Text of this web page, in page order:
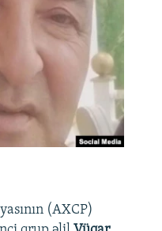
(AXCP)